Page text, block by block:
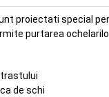
proiectati special
purtarea
de schi